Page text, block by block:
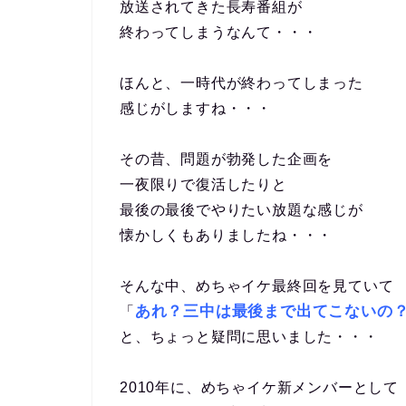
放送されてきた長寿番組が
終わってしまうなんて・・・
ほんと、一時代が終わってしまった
感じがしますね・・・
その昔、問題が勃発した企画を
一夜限りで復活したりと
最後の最後でやりたい放題な感じが
懐かしくもありましたね・・・
そんな中、めちゃイケ最終回を見ていて
「 あれ？三中は最後まで出てこないの
と、ちょっと疑問に思いました・・・
2010年に、めちゃイケ新メンバーとして